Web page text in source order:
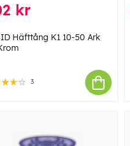
kr
Häfttång K1 10-50 Ark
3